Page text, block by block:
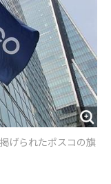
げられたポスコの旗